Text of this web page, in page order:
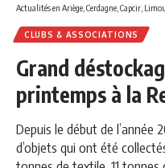
Actualités en Ariège, Cerdagne, Capcir,
CLUBS & ASSOCIATIONS
Grand
printemps à la
Depuis le début de l’année
d’objets qui ont été